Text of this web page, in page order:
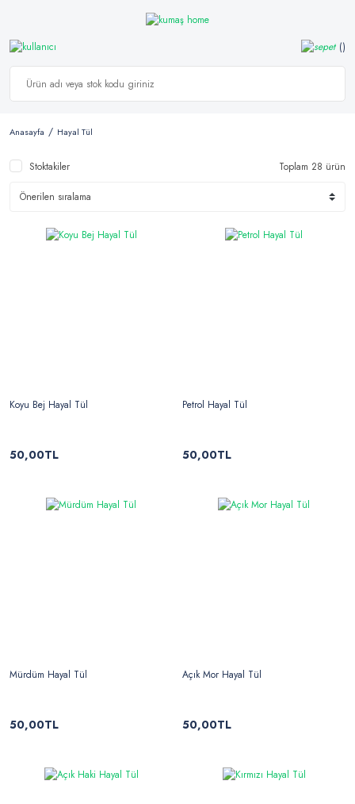
Anasayfa Hayal Tül
Stoktakiler Toplam 28 ürün
Koyu Bej Hayal Tül
50,00TL
Petrol Hayal Tül
50,00TL
Mürdüm Hayal Tül
50,00TL
Açık Mor Hayal Tül
50,00TL